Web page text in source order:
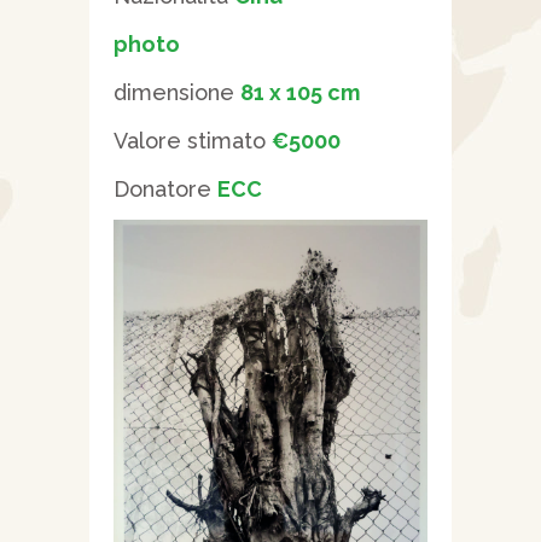
photo
dimensione 81 x 105 cm
Valore stimato €5000
Donatore ECC